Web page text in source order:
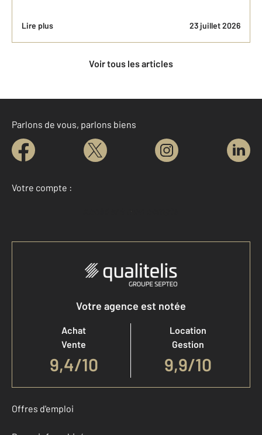
Lire plus 23 juillet 2026
Voir tous les articles
Parlons de vous, parlons biens
Votre compte :
Accéder à mon compte
Votre agence est notée
Achat
Vente
9,4/10
Location
Gestion
9,9/10
Offres d'emploi